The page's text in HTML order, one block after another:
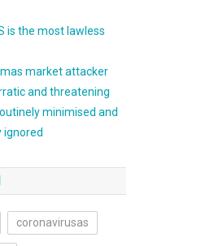
is the most lawless
market attacker
and threatening
minimised and
ignored
coronavirusas